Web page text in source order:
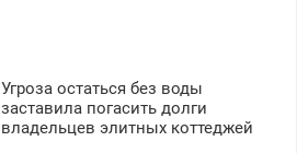
Угроза остаться без воды
заставила погасить долги
владельцев элитных коттеджей